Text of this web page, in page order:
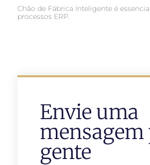
Chão de Fábrica Inteligente é
processos ERP.
Envie uma
mensagem
gente